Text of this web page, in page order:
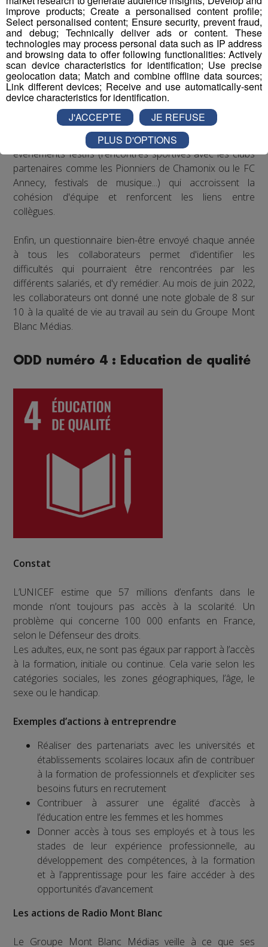
recommandations de la médecine du travail en matière
de posture sur les postes de travail : des rehausseurs de
clavier ont été distribués aux salariés qui le souhaitaient.
Concernant le bien-être au travail, le Groupe Mont Blanc
Médias organise depuis plusieurs années des
séminaires d’entreprise qui permettent à ses
collaborateurs de partager des moments conviviaux qui
sortent du cadre formel du travail. De plus, il est
régulièrement proposé aux salariés de participer à des
événements festifs (rencontres sportives avec les clubs
partenaires comme les Pionniers de Chamonix ou le FC
Annecy, festivals de musique...) qui accroissent la
cohésion d'équipe et renforcent les liens entre
collègues.
Enfin, un questionnaire bien-être envoyé chaque année
à tous les collaborateurs permet d'identifier les
difficultés qui pourraient être rencontrées par les
différents salariés, et d'y remédier. Au mois de juin 2022,
les collaborateurs ont donné une note globale de 8 sur
10 à la qualité de vie au travail au sein du Groupe Mont
Blanc Médias.
ODD numéro 4 : Education de qualité
Constat
L’UNICEF estime que 57 millions d’enfants dans le
monde n’ont toujours pas accès à la scolarité. Un
problème qui concerne 100 000 enfants en France,
selon le Défenseur des droits.
Les adultes, eux, ne sont pas égaux par rapport à l’accès
à la formation, initiale ou continue. Cela varie selon les
catégories sociales, les zones géographiques, l’âge, le
sexe ou le handicap.
Exemples d’actions à entreprendre
Réaliser des partenariats avec les universités et
établissements scolaires locaux afin de contribuer
à la formation de professionnels et d’expliciter ses
besoins futurs en recrutement
Contribuer à assurer une égalité d’accès à
l’éducation entre les femmes et les hommes
Donner accès à tous ses employés et à tous les
stades de leur expérience professionnelle, au
développement des compétences, à la formation
et à l’apprentissage pour les faire accéder à des
opportunités d’avancement
Les actions de Radio Mont Blanc
Le Groupe Mont Blanc Médias veille à ce que ses
improve products; Create a personalised content profile;
Select personalised content; Ensure security, prevent fraud,
and debug; Technically deliver ads or content. These
technologies may process personal data such as IP address
and browsing data to offer following functionalities: Actively
scan device characteristics for identification; Use precise
geolocation data; Match and combine offline data sources;
Link different devices; Receive and use automatically-sent
device characteristics for identification.
J'ACCEPTE
JE REFUSE
PLUS D'OPTIONS